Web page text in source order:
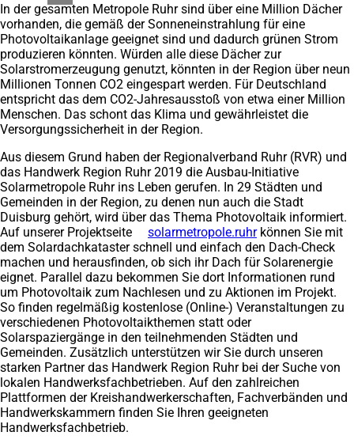
In der gesamten Metropole Ruhr sind über eine Million Dächer
vorhanden, die gemäß der Sonneneinstrahlung für eine
Photovoltaikanlage geeignet sind und dadurch grünen Strom
produzieren könnten. Würden alle diese Dächer zur
Solarstromerzeugung genutzt, könnten in der Region über neun
Millionen Tonnen CO2 eingespart werden. Für Deutschland
entspricht das dem CO2-Jahresausstoß von etwa einer Million
Menschen. Das schont das Klima und gewährleistet die
Versorgungssicherheit in der Region.
Aus diesem Grund haben der Regionalverband Ruhr (RVR) und
das Handwerk Region Ruhr 2019 die Ausbau-Initiative
Solarmetropole Ruhr ins Leben gerufen. In 29 Städten und
Gemeinden in der Region, zu denen nun auch die Stadt
Duisburg gehört, wird über das Thema Photovoltaik informiert.
Auf unserer Projektseite
solarmetropole.ruhr(Öffnet
in
einem
neuen
Tab)
können Sie mit
dem Solardachkataster schnell und einfach den Dach-Check
machen und herausfinden, ob sich ihr Dach für Solarenergie
eignet. Parallel dazu bekommen Sie dort Informationen rund
um Photovoltaik zum Nachlesen und zu Aktionen im Projekt.
So finden regelmäßig kostenlose (Online-) Veranstaltungen zu
verschiedenen Photovoltaikthemen statt oder
Solarspaziergänge in den teilnehmenden Städten und
Gemeinden. Zusätzlich unterstützen wir Sie durch unseren
starken Partner das Handwerk Region Ruhr bei der Suche von
lokalen Handwerksfachbetrieben. Auf den zahlreichen
Plattformen der Kreishandwerkerschaften, Fachverbänden und
Handwerkskammern finden Sie Ihren geeigneten
Handwerksfachbetrieb.